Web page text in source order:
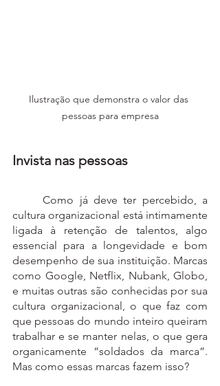
Ilustração que demonstra o valor das
pessoas para empresa
Invista nas pessoas
	Como já deve ter percebido, a
cultura organizacional está intimamente
ligada à retenção de talentos, algo
essencial para a longevidade e bom
desempenho de sua instituição. Marcas
como Google, Netflix, Nubank, Globo,
e muitas outras são conhecidas por sua
cultura organizacional, o que faz com
que pessoas do mundo inteiro queiram
trabalhar e se manter nelas, o que gera
organicamente “soldados da marca”.
Mas como essas marcas fazem isso?